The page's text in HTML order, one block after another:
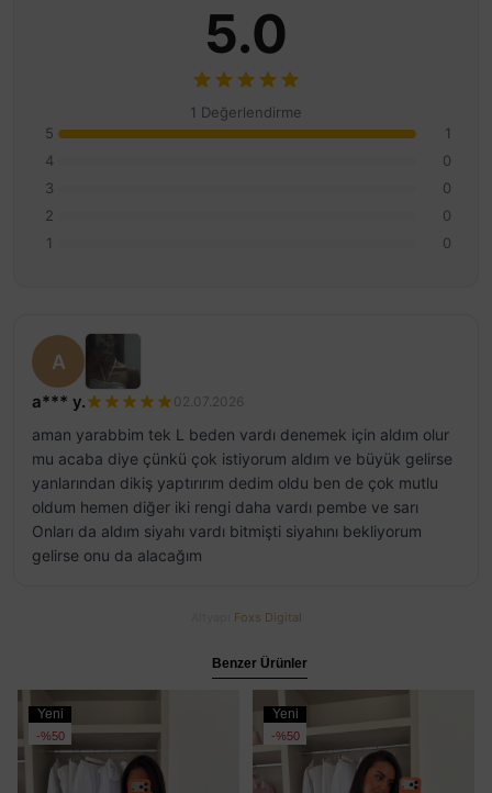
5.0
1 Değerlendirme
5
1
4
0
3
0
2
0
1
0
A
a*** y. 02.07.2026
aman yarabbim tek L beden vardı denemek için aldım olur
mu acaba diye çünkü çok istiyorum aldım ve büyük gelirse
yanlarından dikiş yaptırırım dedim oldu ben de çok mutlu
oldum hemen diğer iki rengi daha vardı pembe ve sarı
Onları da aldım siyahı vardı bitmişti siyahını bekliyorum
gelirse onu da alacağım
Foxs Digital
Benzer Ürünler
Yeni
Ürün
%50
Yeni
Ürün
%50